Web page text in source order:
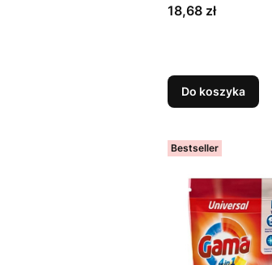
Cena
18,68 zł
Do koszyka
Bestseller